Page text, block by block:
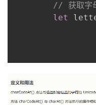
// 获取字
let